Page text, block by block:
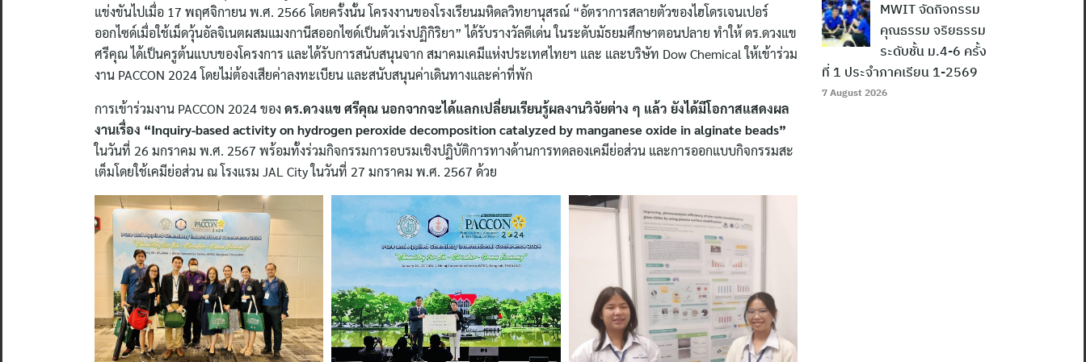
แข่งขันไปเมื่อ 17 พฤศจิกายน พ.ศ. 2566 โดยครั้งนั้น โครงงานของโรงเรียนมหิดลวิทยานุสรณ์ “อัตราการสลายตัวของไฮโดรเจนเปอร์
ออกไซด์เมื่อใช้เม็ดวุ้นอัลจิเนตผสมแมงกานีสออกไซด์เป็นตัวเร่งปฏิกิริยา” ได้รับรางวัลดีเด่น ในระดับมัธยมศึกษาตอนปลาย ทำให้ ดร.ดวงแข
ศรีคุณ ได้เป็นครูต้นแบบของโครงการ และได้รับการสนับสนุนจาก สมาคมเคมีแห่งประเทศไทยฯ และ และบริษัท Dow Chemical ให้เข้าร่วม
งาน PACCON 2024 โดยไม่ต้องเสียค่าลงทะเบียน และสนับสนุนค่าเดินทางและค่าที่พัก
การเข้าร่วมงาน PACCON 2024 ของ ดร.ดวงแข ศรีคุณ นอกจากจะได้แลกเปลี่ยนเรียนรู้ผลงานวิจัยต่าง ๆ แล้ว ยังได้มีโอกาสแสดงผล
งานเรื่อง “Inquiry-based activity on hydrogen peroxide decomposition catalyzed by manganese oxide in alginate beads”
ในวันที่ 26 มกราคม พ.ศ. 2567 พร้อมทั้งร่วมกิจกรรมการอบรมเชิงปฏิบัติการทางด้านการทดลองเคมีย่อส่วน และการออกแบบกิจกรรมสะ
เต็มโดยใช้เคมีย่อส่วน ณ โรงแรม JAL City ในวันที่ 27 มกราคม พ.ศ. 2567 ด้วย
MWIT จัดกิจกรรม
คุณธรรม จริยธรรม
ระดับชั้น ม.4-6 ครั้ง
ที่ 1 ประจำภาคเรียน 1-2569
7 August 2026